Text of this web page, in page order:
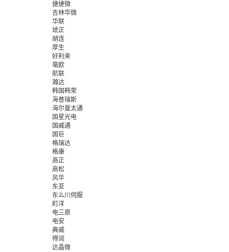
捷捷微
吉林华微
华联
琥正
胡连
厚生
好利来
毫欧
航联
瀚达
韩国韩荣
海普瑞斯
海尔曼太通
国星光电
国威通
国巨
格瑞达
格康
高正
高松
风华
东亚
东么川伺服
町洋
电三原
电安
典威
得润
达晶微